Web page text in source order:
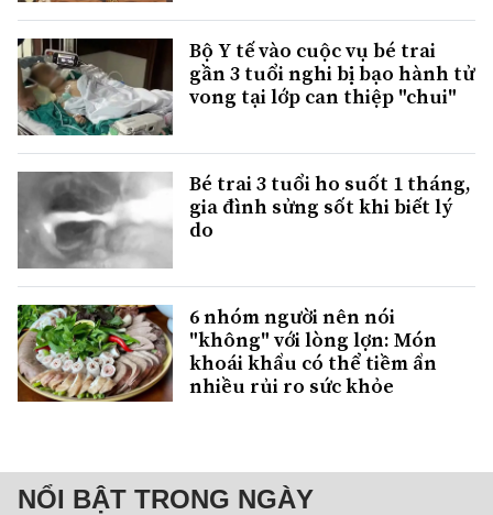
Bộ Y tế vào cuộc vụ bé trai
gần 3 tuổi nghi bị bạo hành tử
vong tại lớp can thiệp "chui"
Bé trai 3 tuổi ho suốt 1 tháng,
gia đình sửng sốt khi biết lý
do
6 nhóm người nên nói
"không" với lòng lợn: Món
khoái khẩu có thể tiềm ẩn
nhiều rủi ro sức khỏe
NỔI BẬT TRONG NGÀY